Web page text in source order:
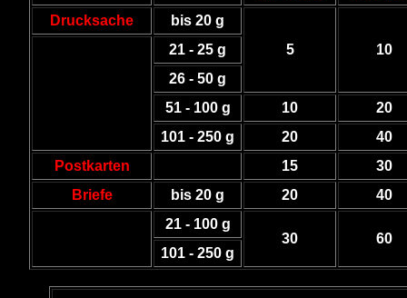
Drucksache
bis 20 g
5
10
21 - 25 g
26 - 50 g
51 - 100 g
10
20
101 - 250 g
20
40
Postkarten
15
30
Briefe
bis 20 g 20
40
21 - 100 g
30
60
101 - 250 g